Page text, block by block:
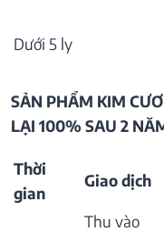
Dưới 5 ly
SẢN PHẨM KIM
LẠI 100% SAU 2
Thời
gian
Giao dịch
Thu vào